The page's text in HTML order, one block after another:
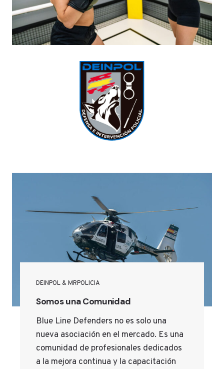
DEINPOL & MRPOLICIA
Somos una Comunidad
Blue Line Defenders no es solo una
nueva asociación en el mercado. Es una
comunidad de profesionales dedicados
a la mejora continua y la capacitación